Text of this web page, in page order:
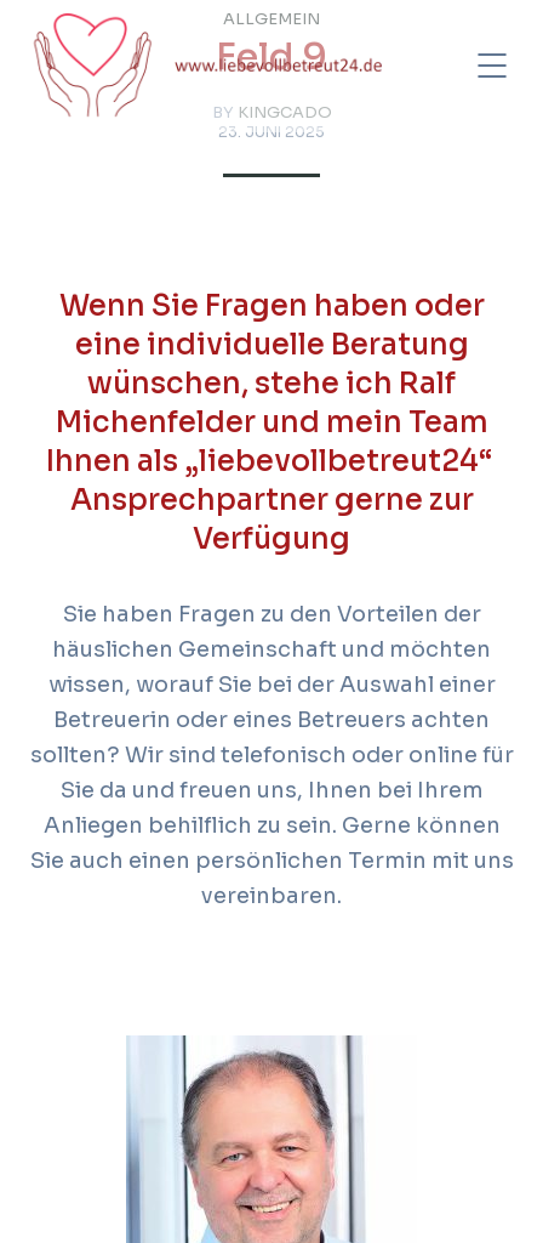
ALLGEMEIN
Feld 9
BY KINGCADO
23. JUNI 2025
Wenn Sie Fragen haben oder
eine individuelle Beratung
wünschen, stehe ich Ralf
Michenfelder und mein Team
Ihnen als „liebevollbetreut24“
Ansprechpartner gerne zur
Verfügung
Sie haben Fragen zu den Vorteilen der
häuslichen Gemeinschaft und möchten
wissen, worauf Sie bei der Auswahl einer
Betreuerin oder eines Betreuers achten
sollten? Wir sind telefonisch oder online für
Sie da und freuen uns, Ihnen bei Ihrem
Anliegen behilflich zu sein. Gerne können
Sie auch einen persönlichen Termin mit uns
vereinbaren.